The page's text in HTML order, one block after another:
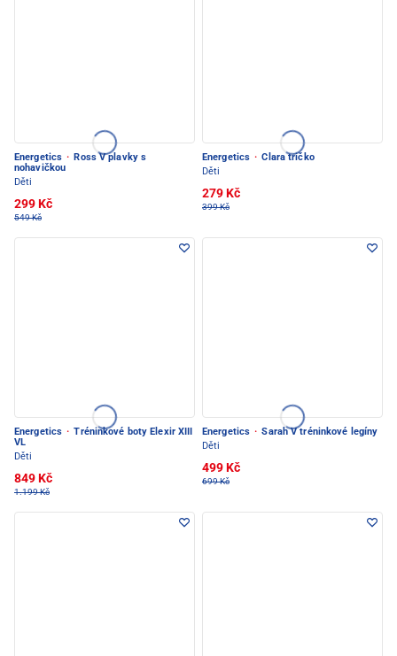
Energetics · Ross V plavky s
nohavičkou
Děti
299 Kč
549 Kč
Energetics · Clara tričko
Děti
279 Kč
399 Kč
Energetics · Tréninkové boty Elexir XIII
VL
Děti
849 Kč
1.199 Kč
Energetics · Sarah V tréninkové legíny
Děti
499 Kč
699 Kč